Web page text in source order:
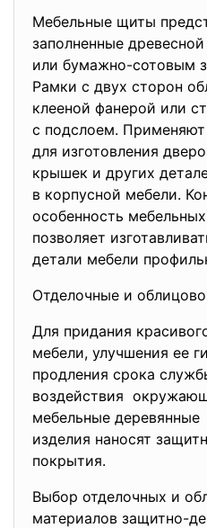
Мебельные щиты
заполненные
или бумажно-сотовым
Рамки с двух сторон
клееной фанерой или
с подслоем.
для изготовления
крышек и других
в корпусной мебели.
особенность
позволяет
детали мебели
Отделочные и
Для придания
мебели, улучшения ее
продления срока
воздействия
мебельные деревянные
изделия наносят
покрытия.
Выбор отделочных и
материалов защитно-